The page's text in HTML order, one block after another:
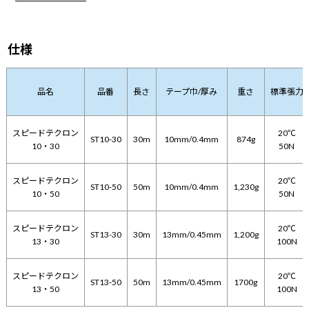
仕様
品名 品番 長さ テープ巾/厚み 重さ 標準張力
スピードテクロン
10・30
ST10-30 30m 10mm/0.4mm 874g
20℃
50N
スピードテクロン
10・50
ST10-50 50m 10mm/0.4mm 1,230g
20℃
50N
スピードテクロン
13・30
ST13-30 30m 13mm/0.45mm 1,200g
20℃
100N
スピードテクロン
13・50
ST13-50 50m 13mm/0.45mm 1700g
20℃
100N